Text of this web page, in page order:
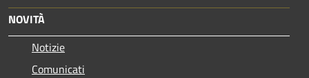
NOVITÀ
Notizie
Comunicati